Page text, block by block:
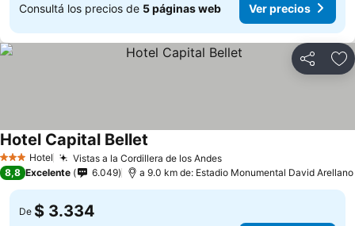
Consultá los precios de 5 páginas web Ver precios
Compartir
3 Estrellas
Hotel Vistas a la Cordillera de los Andes
Hotel Capital Bellet
8,8 Excelente 6.049 a 9.0 km de: Estadio Monumental David Arellano
De $ 3.334